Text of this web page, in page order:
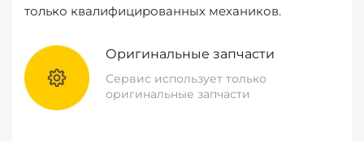
только квалифицированных механиков.
Оригинальные запчасти
Сервис использует только
оригинальные запчасти